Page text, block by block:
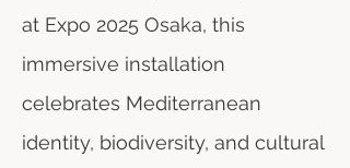
at Expo 2025 Osaka, this
immersive installation
celebrates Mediterranean
identity, biodiversity, and cultural